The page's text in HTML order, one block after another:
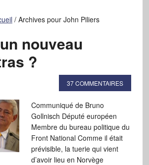
/Archives pour John Piliers
nouveau
?
37 COMMENTAIRES
Communiqué de Bruno
Gollnisch Député européen
Membre du bureau politique du
Front National Comme il était
prévisible, la tuerie qui vient
d’avoir lieu en Norvège